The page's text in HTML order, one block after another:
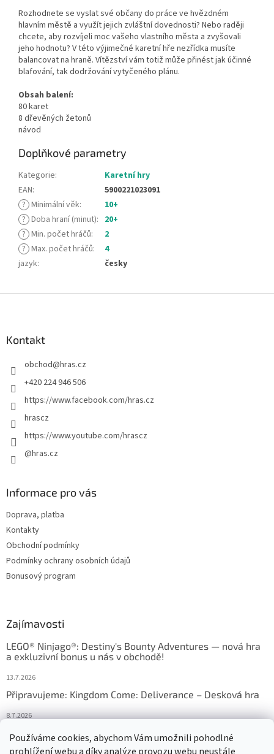
Používáme cookies, abychom Vám umožnili pohodlné
Rozhodnete se vyslat své občany do práce ve hvězdném
hlavním městě a využít jejich zvláštní dovednosti? Nebo raději
chcete, aby rozvíjeli moc vašeho vlastního města a zvyšovali
jeho hodnotu? V této výjimečné karetní hře nezřídka musíte
balancovat na hraně. Vítězství vám totiž může přinést jak účinné
blafování, tak dodržování vytyčeného plánu.
Obsah balení:
80 karet
8 dřevěných žetonů
návod
Doplňkové parametry
Kategorie:
Karetní hry
EAN:
5900221023091
? Minimální věk:
10+
? Doba hraní (minut): 20+
? Min. počet hráčů:
2
? Max. počet hráčů:
4
jazyk: česky
Kontakt
obchod@hras.cz
+420 224 946 506
https://www.facebook.com/hras.cz
hrascz
https://www.youtube.com/hrascz
@hras.cz
Informace pro vás
Doprava, platba
Kontakty
Obchodní podmínky
Podmínky ochrany osobních údajů
Bonusový program
Zajímavosti
LEGO® Ninjago®: Destiny's Bounty Adventures — nová hra
a exkluzivní bonus u nás v obchodě!
13.7.2026
Připravujeme: Kingdom Come: Deliverance – Desková hra
8.7.2026
Nejlepší deskové hry: výběr, který frčí v celém Česku